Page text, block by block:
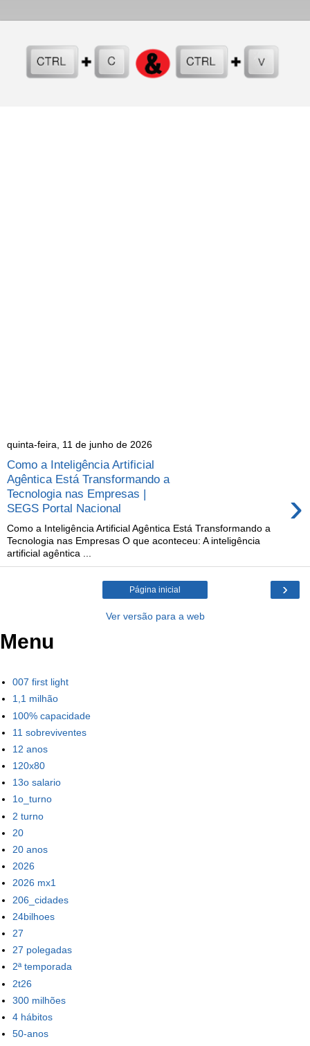
quinta-feira, 11 de junho de 2026
Como a Inteligência Artificial
Agêntica Está Transformando a
Tecnologia nas Empresas |
SEGS Portal Nacional
›
Como a Inteligência Artificial Agêntica Está Transformando a
Tecnologia nas Empresas O que aconteceu: A inteligência
artificial agêntica ...
›
Página inicial
Ver versão para a web
Menu
007 first light
1,1 milhão
100% capacidade
11 sobreviventes
12 anos
120x80
13o salario
1o_turno
2 turno
20
20 anos
2026
2026 mx1
206_cidades
24bilhoes
27
27 polegadas
2ª temporada
2t26
300 milhões
4 hábitos
50-anos